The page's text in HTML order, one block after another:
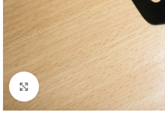
Pilt suuremalt